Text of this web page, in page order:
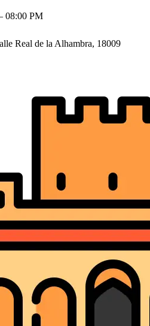
08:00 PM
Real de la Alhambra, 18009